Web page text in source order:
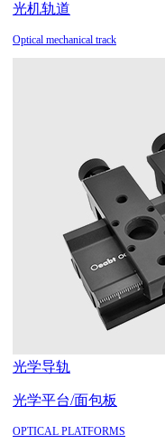
光机轨道
Optical mechanical track
光学导轨
光学平台/面包板
OPTICAL PLATFORMS